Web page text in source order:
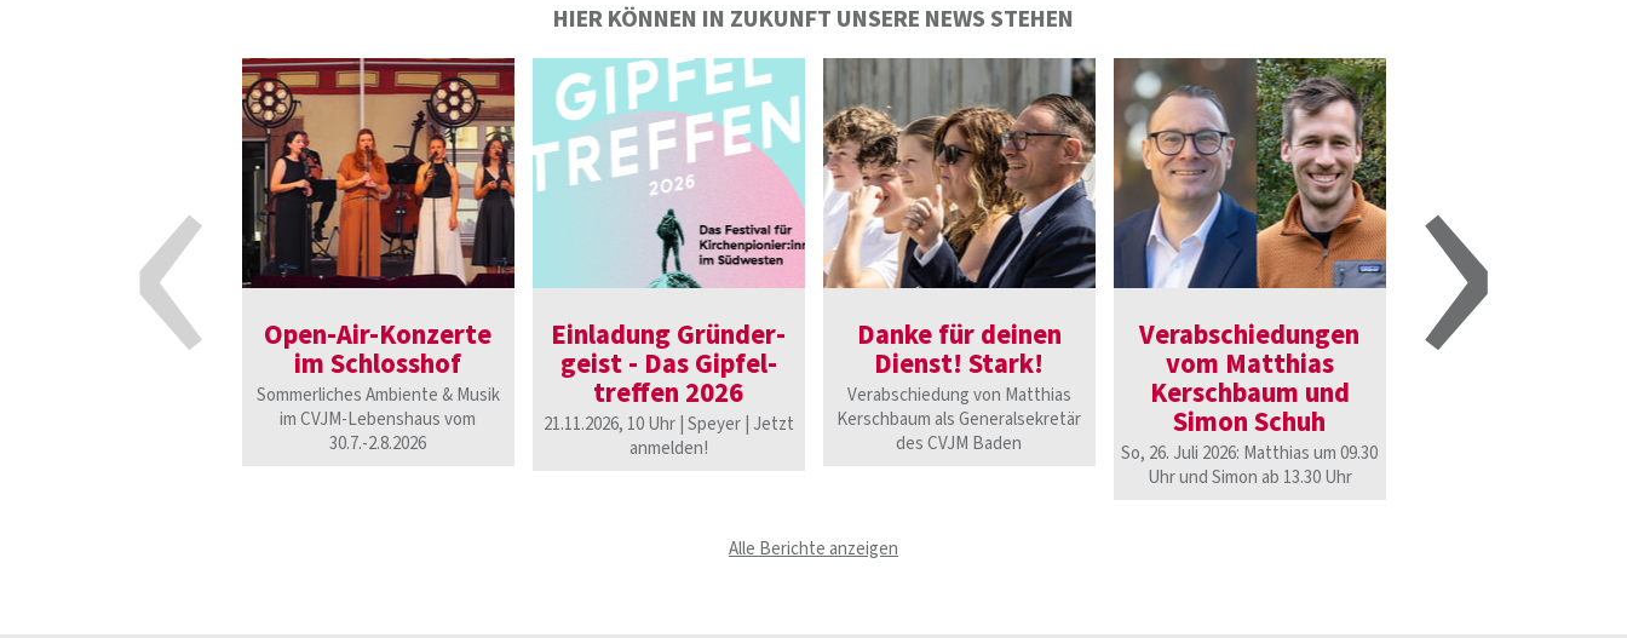
HIER KÖNNEN IN ZUKUNFT UNSERE NEWS STEHEN
‹ Open-Air-Konzerte
im Schlosshof
Sommerliches Ambiente & Musik
im CVJM-Lebenshaus vom
30.7.-2.8.2026
Einladung Gründer­
geist - Das Gipfel­
treffen 2026
21.11.2026, 10 Uhr | Speyer | Jetzt
anmelden!
Danke für deinen
Dienst! Stark!
Verabschiedung von Matthias
Kerschbaum als Generalsekretär
des CVJM Baden
Verabschiedungen
vom Matthias
Kerschbaum und
Simon Schuh
So, 26. Juli 2026: Matthias um 09.30
Uhr und Simon ab 13.30 Uhr
Kuratorium des
›
Alle Berichte anzeigen